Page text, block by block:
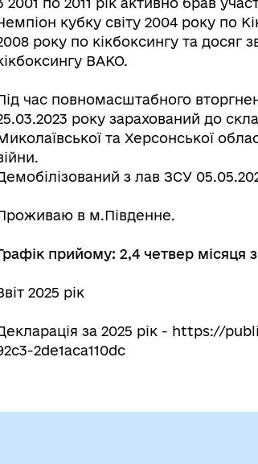
кубку світу 2004 року по
року по кікбоксингу та досяг
ВАКО.
час повномасштабного
року зарахований до
та Херсонської
з лав ЗСУ
в м.Південне.
прийому: 2,4 четвер місяця
2025 рік
за 2025 рік - https://
2de1aca110dc